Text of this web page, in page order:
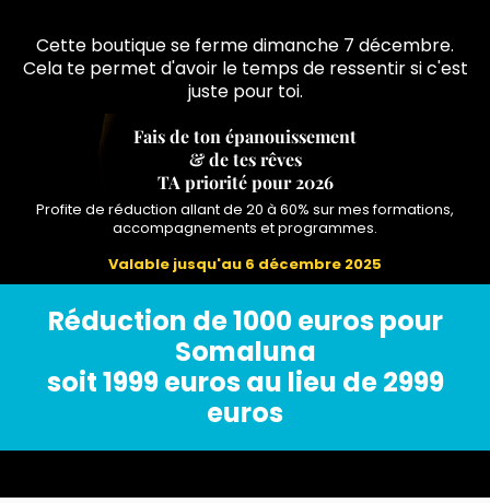
Cette boutique se ferme dimanche 7 décembre.
Cela te permet d'avoir le temps de ressentir si c'est
juste pour toi.
Fais de ton épanouissement
& de tes rêves
TA priorité pour 2026
Profite de réduction allant de 20 à 60% sur mes formations,
accompagnements et programmes.
Valable jusqu'au 6 décembre 2025
Réduction de 1000 euros pour
Somaluna
soit 1999 euros au lieu de 2999
euros